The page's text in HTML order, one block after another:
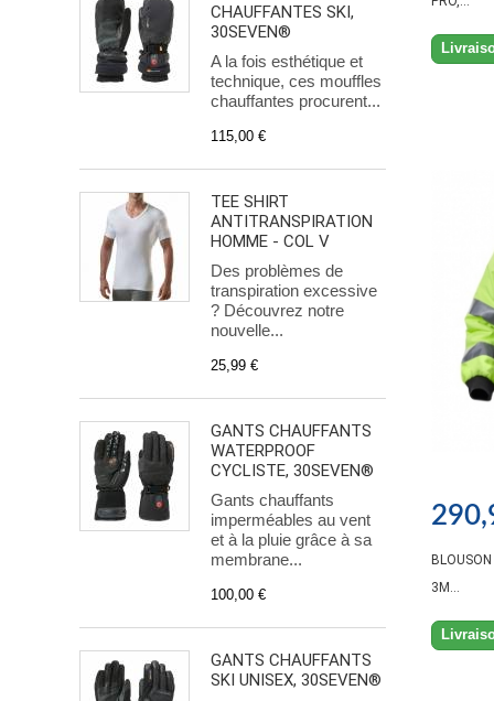
CHAUFFANTES SKI,
30SEVEN®
A la fois esthétique et
technique, ces mouffles
chauffantes procurent...
115,00 €
TEE SHIRT
ANTITRANSPIRATION
HOMME - COL V
Des problèmes de
transpiration excessive
? Découvrez notre
nouvelle...
25,99 €
GANTS CHAUFFANTS
WATERPROOF
CYCLISTE, 30SEVEN®
Gants chauffants
imperméables au vent
et à la pluie grâce à sa
membrane...
100,00 €
GANTS CHAUFFANTS
SKI UNISEX, 30SEVEN®
3M...